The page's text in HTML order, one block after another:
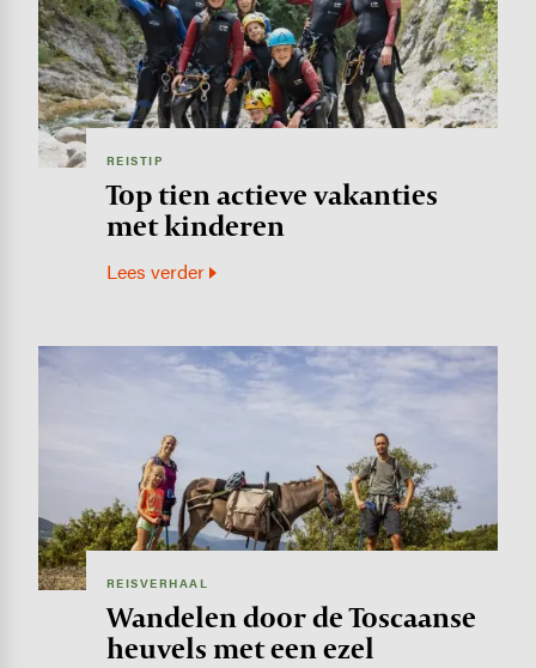
REISTIP
Top tien actieve vakanties
met kinderen
Lees verder
Image
REISVERHAAL
Wandelen door de Toscaanse
heuvels met een ezel